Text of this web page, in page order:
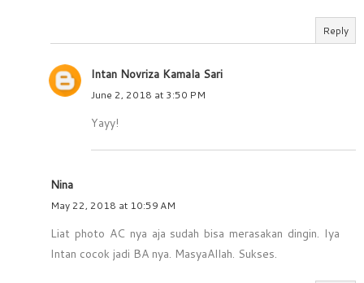
Reply
Intan Novriza Kamala Sari
June 2, 2018 at 3:50 PM
Yayy!
Nina
May 22, 2018 at 10:59 AM
Liat photo AC nya aja sudah bisa merasakan dingin. Iya
Intan cocok jadi BA nya. MasyaAllah. Sukses.